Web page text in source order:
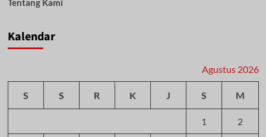
Tentang Kami
Kalendar
Agustus 2026
S S R K J S M
1 2